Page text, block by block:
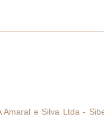
Amaral e Silva Ltda -